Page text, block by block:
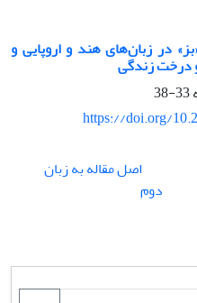
در زبان‌های هند و اروپایی و
و درخت زندگی
33-38
https://doi.org/
اصل مقاله به زبان
دوم